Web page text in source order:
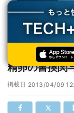
TECH+ テクノロジー
iPS細胞樹立の効率改
iPS細胞樹立
精卵の書換関
掲載日 2013/04/09